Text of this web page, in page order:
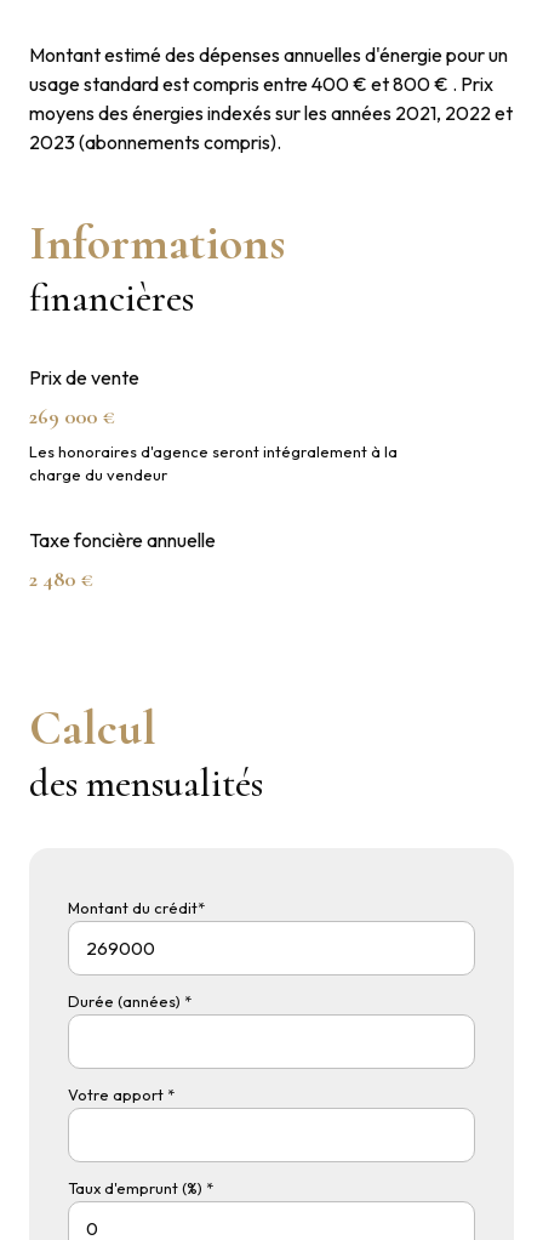
Montant estimé des dépenses annuelles d'énergie pour un
usage standard est compris entre 400 € et 800 € . Prix
moyens des énergies indexés sur les années 2021, 2022 et
2023 (abonnements compris).
Informations
financières
Prix de vente
269 000 €
Les honoraires d'agence seront intégralement à la
charge du vendeur
Taxe foncière annuelle
2 480 €
Calcul
des mensualités
Montant du crédit*
Durée (années) *
Votre apport *
Taux d'emprunt (%) *